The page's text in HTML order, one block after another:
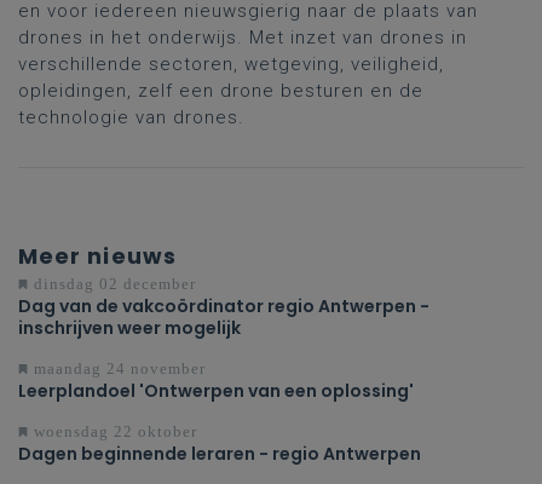
en voor iedereen nieuwsgierig naar de plaats van
drones in het onderwijs. Met inzet van drones in
verschillende sectoren, wetgeving, veiligheid,
opleidingen, zelf een drone besturen en de
technologie van drones.
Meer nieuws
dinsdag 02 december
Dag van de vakcoördinator regio Antwerpen -
inschrijven weer mogelijk
maandag 24 november
Leerplandoel 'Ontwerpen van een oplossing'
woensdag 22 oktober
Dagen beginnende leraren - regio Antwerpen